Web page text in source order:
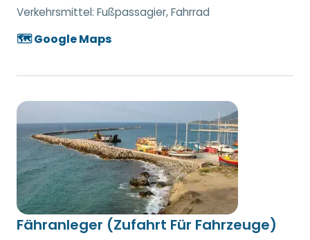
Verkehrsmittel: Fußpassagier, Fahrrad
🗺️ Google Maps
Fähranleger (Zufahrt Für Fahrzeuge)